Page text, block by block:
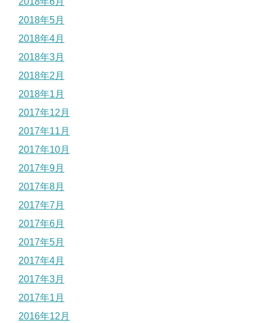
2018年5月
2018年4月
2018年3月
2018年2月
2018年1月
2017年12月
2017年11月
2017年10月
2017年9月
2017年8月
2017年7月
2017年6月
2017年5月
2017年4月
2017年3月
2017年1月
2016年12月